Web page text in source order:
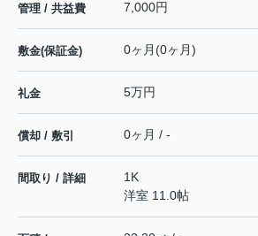
管理 / 共益費 7,000円
敷金(保証金) 0ヶ月(0ヶ月)
礼金 5万円
償却 / 敷引 0ヶ月 / -
間取り / 詳細
1K
洋室 11.0帖